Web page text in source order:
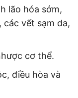
lão hóa sớm,
các vết sạm da,
cơ thể.
điều hòa và